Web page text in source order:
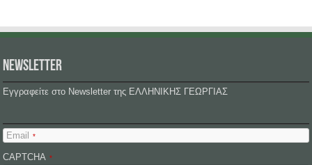
NEWSLETTER
Εγγραφείτε στο Newsletter της ΕΛΛΗΝΙΚΗΣ ΓΕΩΡΓΙΑΣ
Email *
CAPTCHA *